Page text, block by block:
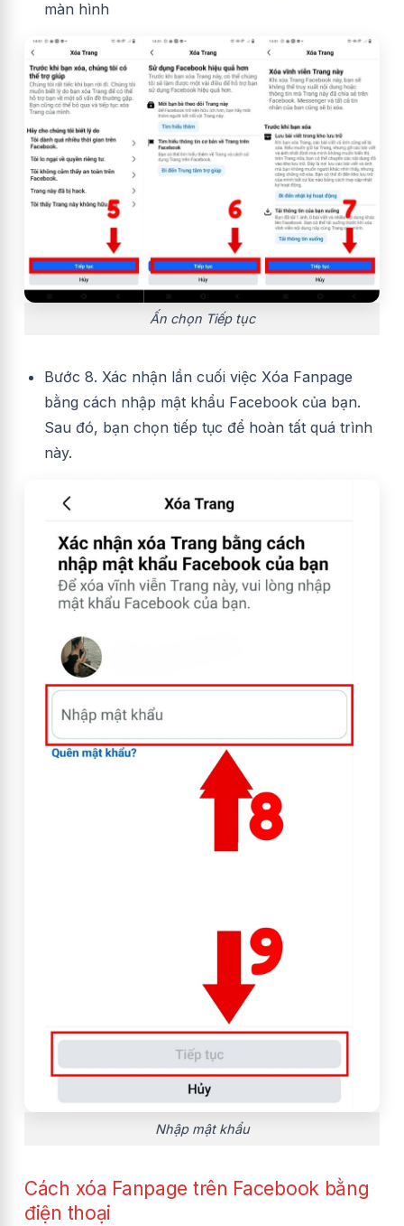
màn hình
Ấn chọn Tiếp tục
Bước 8. Xác nhận lần cuối việc Xóa Fanpage
bằng cách nhập mật khẩu Facebook của bạn.
Sau đó, bạn chọn tiếp tục để hoàn tất quá trình
này.
Nhập mật khẩu
Cách xóa Fanpage trên Facebook bằng
điện thoại